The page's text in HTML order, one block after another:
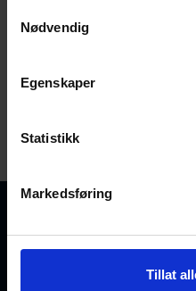
eller som de har samlet inn
tjenestene deres. Les mer
personvernerklæring
Nødvendig
Egenskaper
Statistikk
Markedsføring
Tillat
Temperaturområde,
agring
g/tollkoder
+47 23 03 53 30
salg@fiberworks.no